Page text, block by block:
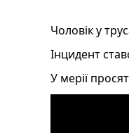
Чоловік у
Інцидент
У мерії